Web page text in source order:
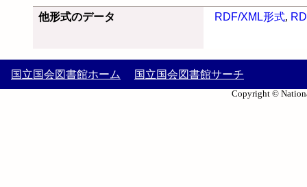
他形式のデータ RDF/XML形式,
国立国会図書館ホーム 国立国会図書館サーチ
Copyright ©